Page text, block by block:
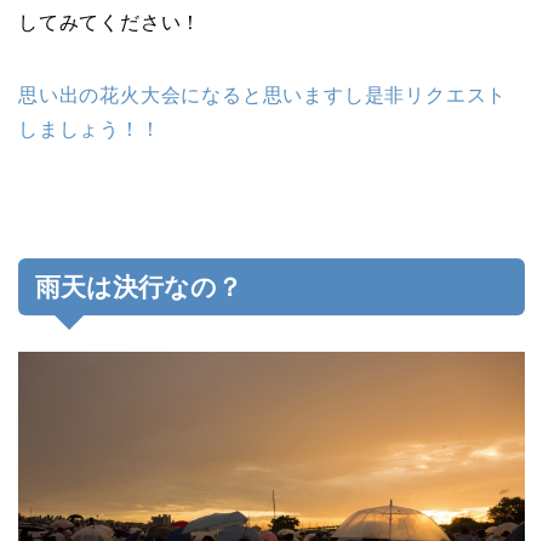
してみてください！
思い出の花火大会になると思いますし是非リクエスト
しましょう！！
雨天は決行なの？